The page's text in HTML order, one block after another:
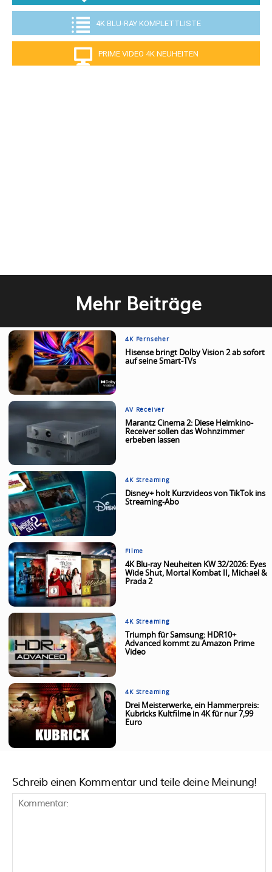
4K BLU-RAY KOMPLETTLISTE
PRIME VIDEO 4K NEUHEITEN
Mehr Beiträge
4K Fernseher
Hisense bringt Dolby Vision 2 ab sofort
auf seine Smart-TVs
AV Receiver
Marantz Cinema 2: Diese Heimkino-
Receiver sollen das Wohnzimmer
erbeben lassen
4K Streaming
Disney+ holt Kurzvideos von TikTok ins
Streaming-Abo
Filme
4K Blu-ray Neuheiten KW 32/2026: Eyes
Wide Shut, Mortal Kombat II, Michael &
Prada 2
4K Streaming
Triumph für Samsung: HDR10+
Advanced kommt zu Amazon Prime
Video
4K Streaming
Drei Meisterwerke, ein Hammerpreis:
Kubricks Kultfilme in 4K für nur 7,99
Euro
Schreib einen Kommentar und teile deine Meinung!